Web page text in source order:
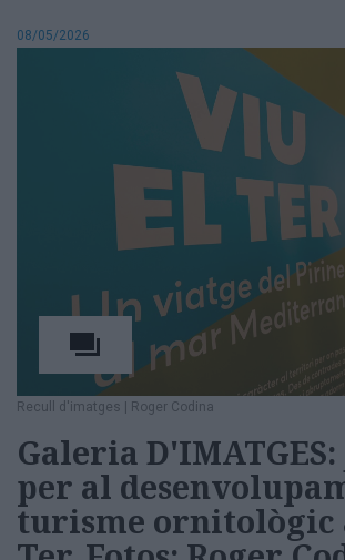
08/05/2026
Recull d'imatges | Roger Codina
Galeria
per al
turisme